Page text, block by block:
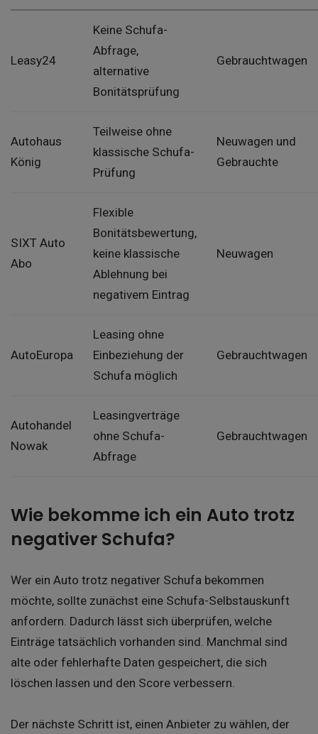
Leasy24
Keine Schufa-
Abfrage,
alternative
Bonitätsprüfung
Gebrauchtwagen
Autohaus
König
Teilweise ohne
klassische Schufa-
Prüfung
Neuwagen und
Gebrauchte
SIXT Auto
Abo
Flexible
Bonitätsbewertung,
keine klassische
Ablehnung bei
negativem Eintrag
Neuwagen
AutoEuropa
Leasing ohne
Einbeziehung der
Schufa möglich
Gebrauchtwagen
Autohandel
Nowak
Leasingverträge
ohne Schufa-
Abfrage
Gebrauchtwagen
Wie bekomme ich ein Auto trotz
negativer Schufa?
Wer ein Auto trotz negativer Schufa bekommen
möchte, sollte zunächst eine Schufa-Selbstauskunft
anfordern. Dadurch lässt sich überprüfen, welche
Einträge tatsächlich vorhanden sind. Manchmal sind
alte oder fehlerhafte Daten gespeichert, die sich
löschen lassen und den Score verbessern.
Der nächste Schritt ist, einen Anbieter zu wählen, der